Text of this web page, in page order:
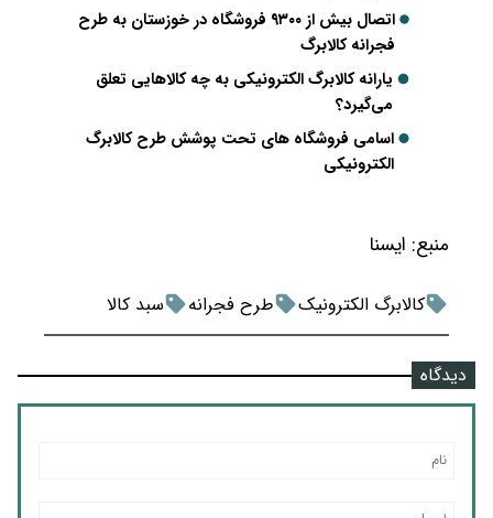
اتصال بیش از ۹۳۰۰ فروشگاه در خوزستان به طرح
فجرانه کالابرگ
یارانه کالابرگ الکترونیکی به چه کالاهایی تعلق
می‌گیرد؟
اسامی فروشگاه‌ های تحت پوشش طرح کالابرگ
الکترونیکی
منبع: ايسنا
کالابرگ الکترونیک طرح فجرانه سبد کالا
دیدگاه